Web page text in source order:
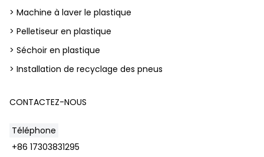
> Machine à laver le plastique
> Pelletiseur en plastique
> Séchoir en plastique
> Installation de recyclage des pneus
CONTACTEZ-NOUS
Téléphone
+86 17303831295